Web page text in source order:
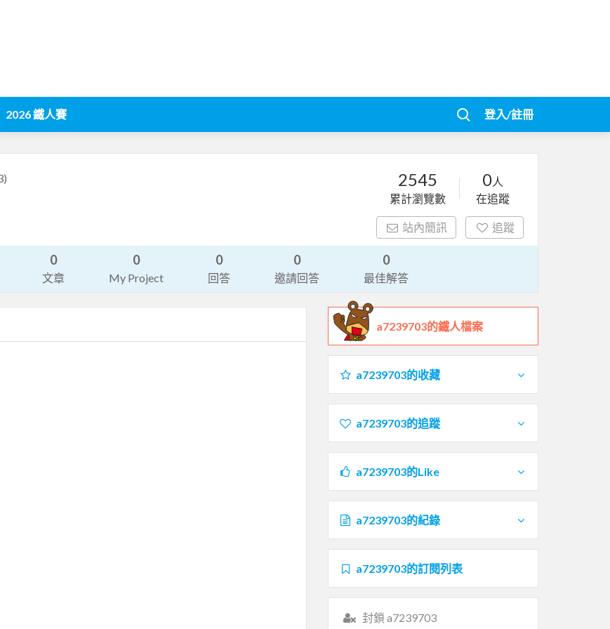
2026 鐵人賽 登入/註冊
2545
累計瀏覽數
0人
在追蹤
站內簡訊 追蹤
0
文章
0
My Project
0
回答
0
邀請回答
0
最佳解答
a7239703的鐵人檔案
a7239703的收藏
a7239703的追蹤
a7239703的Like
a7239703的紀錄
a7239703的訂閱列表
封鎖 a7239703